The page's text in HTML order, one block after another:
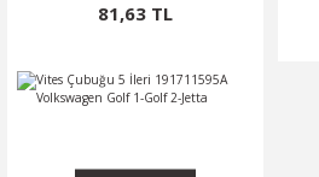
81,63 TL